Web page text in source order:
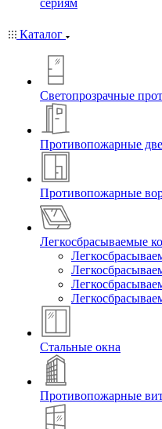
сериям
Каталог
Светопрозрачные
Противопожарные
Противопожарные
Легкосбрасываемые
Стальные окна
Противопожарные